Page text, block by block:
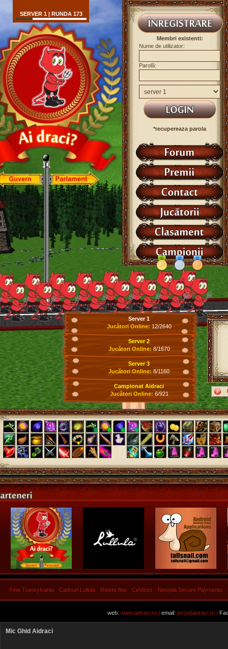
SERVER 1 | RUNDA 173
Membri existenti:
Nume de utilizator:
Parolă:
*recupereaza parola
Server 1
Jucători Online: 12/2640
Server 2
Jucători Online: 8/1670
Server 3
Jucători Online: 8/1160
Campionat Aidraci
Jucători Online: 6/921
Fine Transylvania Cadouri Lullula Retete fine CeVisez Netopia Secure Payments
web: www.aidraci.ro | email: joc[at]aidraci.ro |
Mic Ghid Aidraci